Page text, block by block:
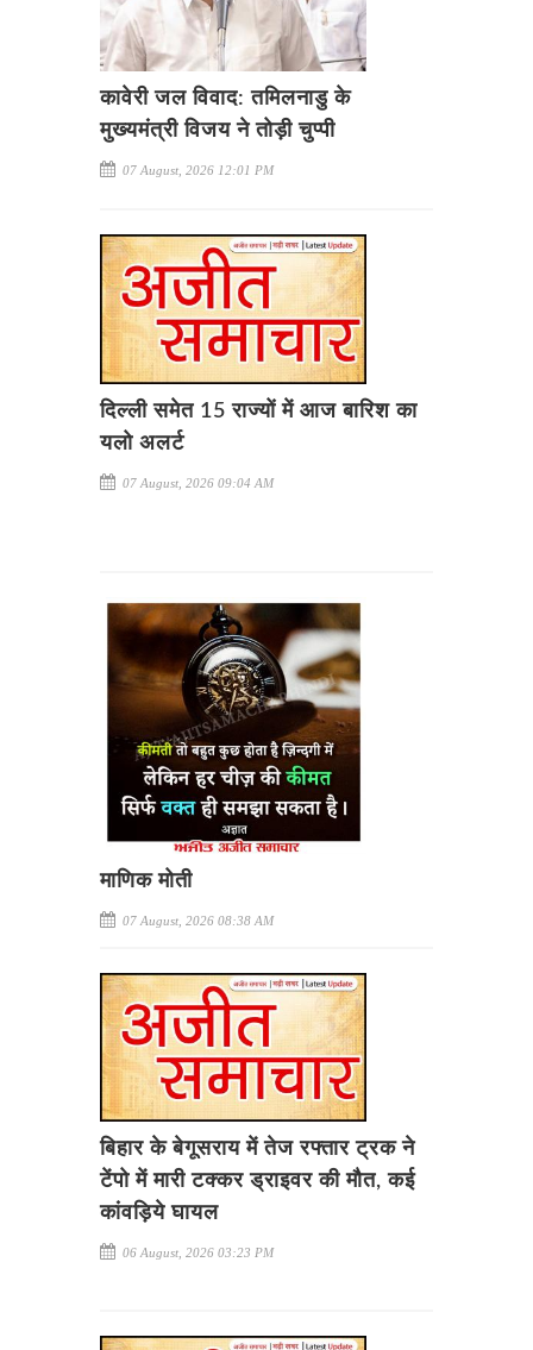
कावेरी जल विवाद: तमिलनाडु के
मुख्यमंत्री विजय ने तोड़ी चुप्पी
07 August, 2026 12:01 PM
दिल्ली समेत 15 राज्यों में आज बारिश का
यलो अलर्ट
07 August, 2026 09:04 AM
माणिक मोती
07 August, 2026 08:38 AM
बिहार के बेगूसराय में तेज रफ्तार ट्रक ने
टेंपो में मारी टक्कर ड्राइवर की मौत, कई
कांवड़िये घायल
06 August, 2026 03:23 PM